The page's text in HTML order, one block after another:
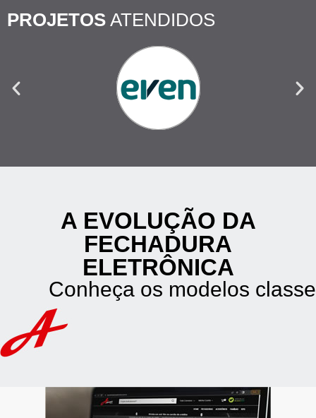
PROJETOS ATENDIDOS
A EVOLUÇÃO DA
FECHADURA
ELETRÔNICA
Conheça os modelos classe